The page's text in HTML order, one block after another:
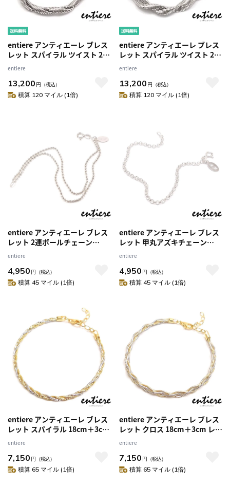
entiere アンティエーレ ブレス
レット スパイラル ツイスト 2連
ストレート 17.5＋3cm シルバ
ス
entiere
13,200 円 （税込）
積算 120 マイル (1倍)
entiere アンティエーレ ブレス
レット スパイラル ツイスト 2連
ウェーブ 18＋3cm シルバー925
entiere
13,200 円 （税込）
積算 120 マイル (1倍)
entiere アンティエーレ ブレス
レット 2連ボールチェーン
18cm シルバー925 レディース
イニシャル刻印・名入れ
entiere
4,950 円 （税込）
積算 45 マイル (1倍)
entiere アンティエーレ ブレス
レット 甲丸アズキチェーン
18cm シルバー925 レディース
イニシャル刻印・名入れ
entiere
4,950 円 （税込）
積算 45 マイル (1倍)
entiere アンティエーレ ブレス
レット スパイラル 18cm＋3cm
レディース シルバー925 18金・
entiere
7,150 円 （税込）
積算 65 マイル (1倍)
entiere アンティエーレ ブレス
レット クロス 18cm＋3cm レデ
ィース シルバー925 18金・ロジ
entiere
7,150 円 （税込）
積算 65 マイル (1倍)